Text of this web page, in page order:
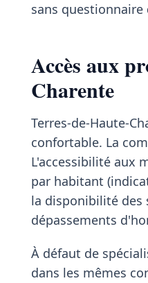
sans
Accès aux
Charente
Terres-de-Haute-
confortable. La
L'accessibilité aux
par habitant
la disponibilité des
dépassements
À défaut de
dans les mêmes